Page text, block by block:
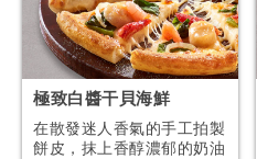
極致白醬干貝海鮮
在散發迷人香氣的手工拍製
餅皮，抹上香醇濃郁的奶油